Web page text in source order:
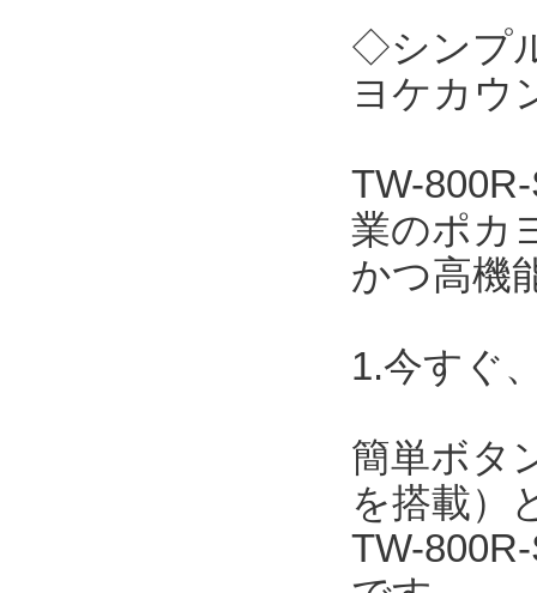
◇シンプ
ヨケカウ
TW-
業のポカ
かつ高機
1.今すぐ
簡単ボタ
を搭載）
TW-